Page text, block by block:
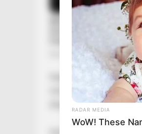
Nagyon szomorú hír
nemrég Budapesten
állapotban volt, hogy
RADAR MEDIA
WoW! These